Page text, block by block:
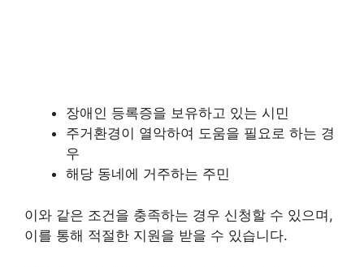
장애인 등록증을 보유하고 있는 시민
주거환경이 열악하여 도움을 필요로 하는 경
우
해당 동네에 거주하는 주민
이와 같은 조건을 충족하는 경우 신청할 수 있으며,
이를 통해 적절한 지원을 받을 수 있습니다.